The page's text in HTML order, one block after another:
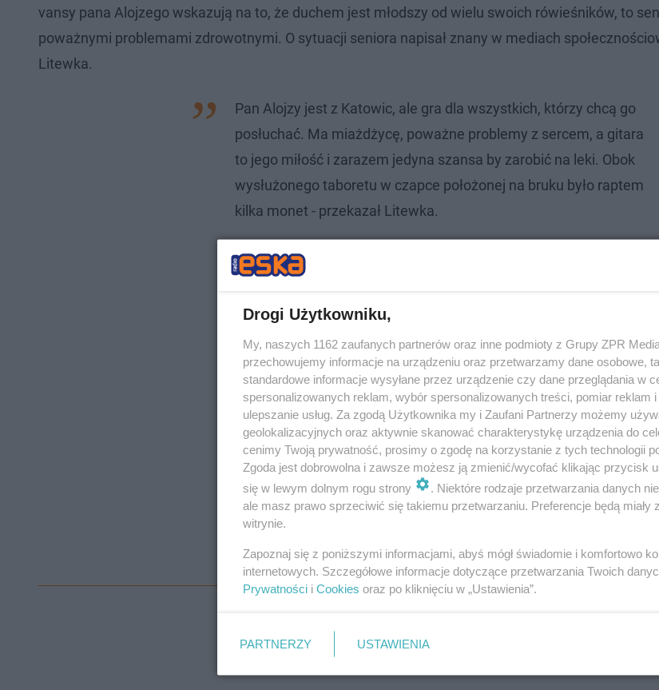
vansy pana Alojzego wskazują na to, że duchem jest młodszy od wielu swoich rówieśników, to
poważnymi problemami zdrowotnymi. O sytuacji seniora napisał znany w mediach
Litewka.
Pan Alojzy jest z Katowic, ale gra dla wszystkich, którzy chcą go
posłuchać. Ma miażdżycę, poważne problemy z sercem, a gitara
to jego miłość i zarazem jedyna szansa by zarobić na leki. Obok
wysłużonego taboretu w czapce położonej na bruku było raptem
kilka monet - przekazał Litewka.
Drogi Użytkowniku,
My, naszych 1162 zaufanych partnerów oraz inne podmioty z Grupy ZPR
przechowujemy informacje na urządzeniu oraz przetwarzamy dane osobowe,
standardowe informacje wysyłane przez urządzenie czy dane przeglądania w
spersonalizowanych reklam, wybór spersonalizowanych treści, pomiar reklam
ulepszanie usług. Za zgodą Użytkownika my i Zaufani Partnerzy możemy
geolokalizacyjnych oraz aktywnie skanować charakterystykę urządzenia do
cenimy Twoją prywatność, prosimy o zgodę na korzystanie z tych technologii
Zgoda jest dobrowolna i zawsze możesz ją zmienić/wycofać klikając przycisk
się w lewym dolnym rogu strony
. Niektóre rodzaje przetwarzania danych
ale masz prawo sprzeciwić się takiemu przetwarzaniu. Preferencje będą miały
witrynie.
Zapoznaj się z poniższymi informacjami, abyś mógł świadomie i komfortowo
internetowych. Szczegółowe informacje dotyczące przetwarzania Twoich
Prywatności i Cookies oraz po kliknięciu w „Ustawienia”.
PARTNERZY USTAWIENIA